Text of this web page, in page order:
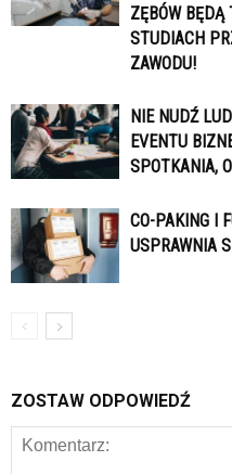
ZĘBÓW BĘDĄ
STUDIACH
ZAWODU!
NIE NUDŹ
EVENTU
SPOTKANIA,
CO-PAKING I
USPRAWNIA
ZOSTAW ODPOWIEDŹ